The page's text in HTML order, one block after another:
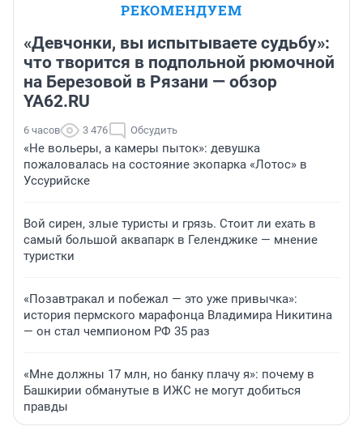
РЕКОМЕНДУЕМ
«Девчонки, вы испытываете судьбу»:
что творится в подпольной рюмочной
на Березовой в Рязани — обзор
YA62.RU
6 часов 3 476 Обсудить
«Не вольеры, а камеры пыток»: девушка
пожаловалась на состояние экопарка «Лотос» в
Уссурийске
Вой сирен, злые туристы и грязь. Стоит ли ехать в
самый большой аквапарк в Геленджике — мнение
туристки
«Позавтракал и побежал — это уже привычка»:
история пермского марафонца Владимира Никитина
— он стал чемпионом РФ 35 раз
«Мне должны 17 млн, но банку плачу я»: почему в
Башкирии обманутые в ИЖС не могут добиться
правды